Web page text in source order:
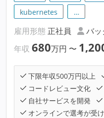
kubernetes
…
雇用形態 正社員 バ
年収 680万円 〜
下限年収500万円以上
コードレビュー文化
自社サービスを開発
オンラインで選考が受